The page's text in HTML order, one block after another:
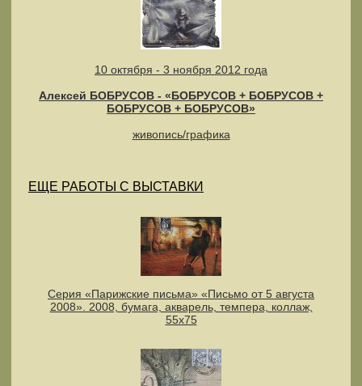
10 октября - 3 ноября 2012 года
Алексей БОБРУСОВ - «БОБРУСОВ + БОБРУСОВ +
БОБРУСОВ + БОБРУСОВ»
живопись/графика
ЕЩЕ РАБОТЫ С ВЫСТАВКИ
Серия «Парижские письма» «Письмо от 5 августа
2008». 2008, бумага, акварель, темпера, коллаж,
55х75